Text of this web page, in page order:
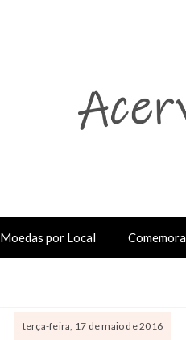
Moedas por Local
terça-feira, 17 de maio de 2016